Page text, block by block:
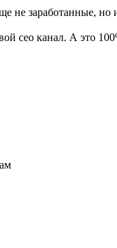
не заработанные,
сео канал. А это